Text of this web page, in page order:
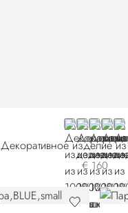
BLUE 20SE23-
BLUEBLUEVIOLET
Декоративное изделие
€ 160